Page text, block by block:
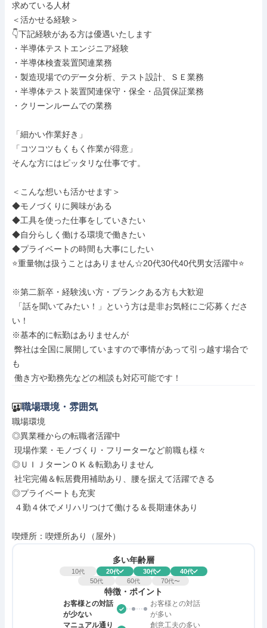
求めている人材
＜活かせる経験＞
👇下記経験がある方は優遇いたします
・半導体テストエンジニア経験
・半導体検査装置関連業務
・製造現場でのデータ分析、テスト設計、ＳＥ業務
・半導体テスト装置関連保守・保全・品質保証業務
・クリーンルームでの業務
「細かい作業好き」
「コツコツもくもく作業が得意」
そんな方にはピッタリな仕事です。
＜こんな想いも活かせます＞
◆モノづくりに興味がある
◆工具を使った仕事をしていきたい
◆自分らしく働ける環境で働きたい
◆プライベートの時間も大事にしたい
⭐重量物は扱うことはありません☆20代30代40代男女活躍中⭐
※第二新卒・経験浅い方・ブランクある方も大歓迎
い！
※基本的に転勤はありませんが
も
働き方や勤務先などの相談も対応可能です！
職場環境・雰囲気
職場環境
◎異業種からの転職者活躍中
◎ＵＩＪターンＯＫ＆転勤ありません
◎プライベートも充実
喫煙所：喫煙所あり（屋外）
多い年齢層
10代 20代 30代 40代
50代 60代 70代〜
特徴・ポイント
お客様との対話
が少ない
お客様との対話
が多い
マニュアル通り
創意工夫の多い